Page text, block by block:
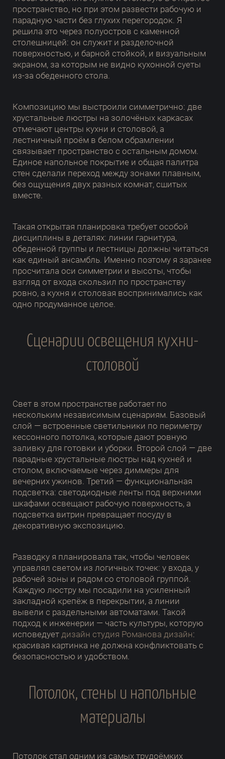
пространство, но при этом развести рабочую и
парадную части без глухих перегородок. Я
решила это через полуостров с каменной
столешницей: он служит и разделочной
поверхностью, и барной стойкой, и визуальным
экраном, за которым не видно кухонной суеты
из-за обеденного стола.
Композицию мы выстроили симметрично: две
хрустальные люстры на золочёных каркасах
отмечают центры кухни и столовой, а
лестничный проём в белом обрамлении
связывает пространство с остальным домом.
Единое напольное покрытие и общая палитра
стен сделали переход между зонами плавным,
без ощущения двух разных комнат, сшитых
вместе.
Такая открытая планировка требует особой
дисциплины в деталях: линии гарнитура,
обеденной группы и лестницы должны читаться
как единый ансамбль. Именно поэтому я заранее
просчитала оси симметрии и высоты, чтобы
взгляд от входа скользил по пространству
ровно, а кухня и столовая воспринимались как
одно продуманное целое.
Сценарии освещения кухни-
столовой
Свет в этом пространстве работает по
нескольким независимым сценариям. Базовый
слой — встроенные светильники по периметру
кессонного потолка, которые дают ровную
заливку для готовки и уборки. Второй слой — две
парадные хрустальные люстры над кухней и
столом, включаемые через диммеры для
вечерних ужинов. Третий — функциональная
подсветка: светодиодные ленты под верхними
шкафами освещают рабочую поверхность, а
подсветка витрин превращает посуду в
декоративную экспозицию.
Разводку я планировала так, чтобы человек
управлял светом из логичных точек: у входа, у
рабочей зоны и рядом со столовой группой.
Каждую люстру мы посадили на усиленный
закладной крепёж в перекрытии, а линии
вывели с раздельными автоматами. Такой
подход к инженерии — часть культуры, которую
исповедует дизайн студия Романова дизайн:
красивая картинка не должна конфликтовать с
безопасностью и удобством.
Потолок, стены и напольные
материалы
Потолок стал одним из самых трудоёмких